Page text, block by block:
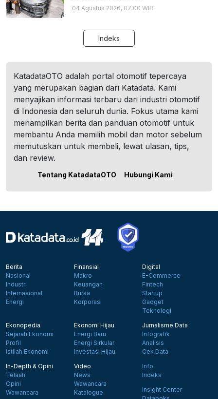
04 Agustus 2026, 07:00 WIB
Indeks
KatadataOTO adalah portal otomotif tepercaya
yang merupakan bagian dari Katadata. Kami
menyajikan informasi terbaru dari industri otomotif
di Indonesia dan seluruh dunia. Fokus utama kami
menampilkan berita dan panduan otomotif untuk
membantu Anda memilih mobil dan motor sebelum
memutuskan untuk membeli, lewat ulasan, tips,
dan review.
Tentang KatadataOTO Hubungi Kami
Berita
Nasional
Industri
Internasional
Energi
Finansial
Makro
Keuangan
Bursa
Korporasi
Digital
E-Commerce
Fintech
Startup
Gadget
Teknologi
Ekonopedia
Sejarah Ekonomi
Profil
Istilah Ekonomi
Ekonomi Hijau
Energi Baru
Energi Sirkular
Investasi Hijau
Jurnalisme Data
Infografik
Analisis
Cek Data
In-Depth & Opini
Telaah
Opini
Wawancara
Video
News
Wawancara
Katalogue
Info
Indeks
Insight Center